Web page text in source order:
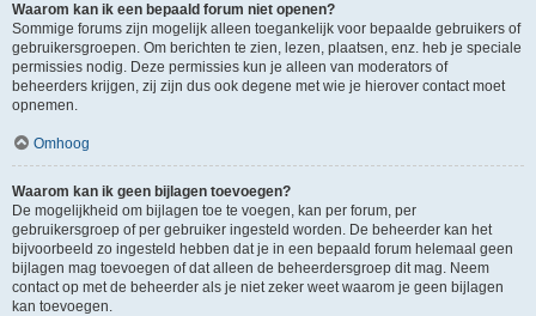
Waarom kan ik een bepaald forum niet openen?
Sommige forums zijn mogelijk alleen toegankelijk voor bepaalde gebruikers of
gebruikersgroepen. Om berichten te zien, lezen, plaatsen, enz. heb je speciale
permissies nodig. Deze permissies kun je alleen van moderators of
beheerders krijgen, zij zijn dus ook degene met wie je hierover contact moet
opnemen.
Omhoog
Waarom kan ik geen bijlagen toevoegen?
De mogelijkheid om bijlagen toe te voegen, kan per forum, per
gebruikersgroep of per gebruiker ingesteld worden. De beheerder kan het
bijvoorbeeld zo ingesteld hebben dat je in een bepaald forum helemaal geen
bijlagen mag toevoegen of dat alleen de beheerdersgroep dit mag. Neem
contact op met de beheerder als je niet zeker weet waarom je geen bijlagen
kan toevoegen.